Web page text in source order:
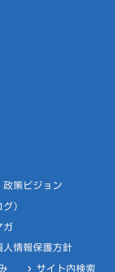
政策ビジョン
）
ガ
人情報保護方針
サイト内検索